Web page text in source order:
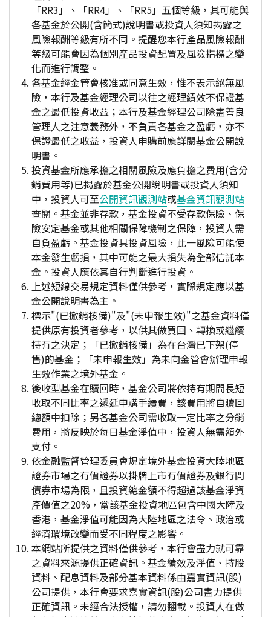
「RR3」、「RR4」、「RR5」五個等級，其可能與
各基金於公開(含簡式)說明書或投資人須知揭露之
風險報酬等級有所不同。提醒您本行產品風險報酬
等級可能會因為個別產品投資配置及風險指標之變
化而進行調整。
各基金經金管會核准或同意生效，惟不表示絕無風
險，本行及基金經理公司以往之經理績效不保證基
金之最低投資收益；本行及基金經理公司除盡善良
管理人之注意義務外，不負責各基金之盈虧，亦不
保證最低之收益，投資人申購前應詳閱基金公開說
明書。
投資基金所應承擔之相關風險及應負擔之費用(含分
銷費用等)已揭露於基金公開說明書或投資人須知
中，投資人可至公開資訊觀測站或基金資訊觀測站
查閱。基金並非存款，基金投資不受存款保險、保
險安定基金或其他相關保障機制之保障，投資人需
自負盈虧。基金投資具投資風險，此一風險可能使
本金發生虧損，其中可能之最大損失為全部信託本
金。投資人應依其自行判斷進行投資。
上述短線交易規定資料僅供參考，實際規定應以基
金公開說明書為主。
標示"(已撤銷核備)"及"(未申報生效)"之基金資料僅
提供原有投資者參考，以供其做買回、轉換或繼續
持有之決定；「已撤銷核備」為在台灣已下架(停
售)的基金；「未申報生效」為未向金管會辦理申報
生效作業之境外基金。
後收型基金在贖回時，基金公司將依持有期間長短
收取不同比率之遞延申購手續費，該費用將自贖回
總額中扣除；另各基金公司需收取一定比率之分銷
費用，將反映於每日基金淨值中，投資人無需額外
支付。
依金融監督管理委員會規定境外基金投資大陸地區
證券市場之有價證券以掛牌上市有價證券及銀行間
債券市場為限，且投資總金額不得超過該基金淨資
產價值之20%，當該基金投資地區包含中國大陸及
香港，基金淨值可能因為大陸地區之法令、政治或
經濟環境改變而受不同程度之影響。
本網站所提供之資料僅供參考，本行會盡力就可靠
之資料來源提供正確資訊。基金績效及淨值、持股
資料、配息資料及部分基本資料係由嘉實資訊(股)
公司提供，本行會要求嘉實資訊(股)公司盡力提供
正確資訊。未經合法授權，請勿翻載。投資人在做